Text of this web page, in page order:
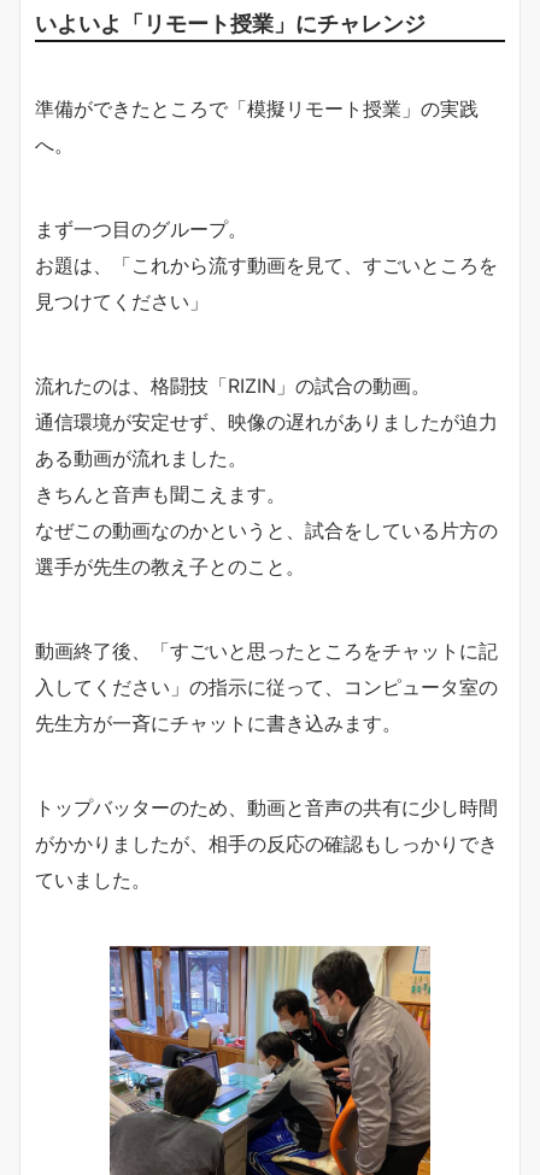
いよいよ「リモート授業」にチャレンジ
準備ができたところで「模擬リモート授業」の実践
へ。
まず一つ目のグループ。
お題は、「これから流す動画を見て、すごいところを
見つけてください」
流れたのは、格闘技「RIZIN」の試合の動画。
通信環境が安定せず、映像の遅れがありましたが迫力
ある動画が流れました。
きちんと音声も聞こえます。
なぜこの動画なのかというと、試合をしている片方の
選手が先生の教え子とのこと。
動画終了後、「すごいと思ったところをチャットに記
入してください」の指示に従って、コンピュータ室の
先生方が一斉にチャットに書き込みます。
トップバッターのため、動画と音声の共有に少し時間
がかかりましたが、相手の反応の確認もしっかりでき
ていました。